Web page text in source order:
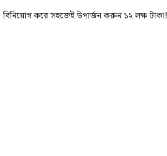
করে সহজেই উপার্জন করুন ১২ লক্ষ টাকা!